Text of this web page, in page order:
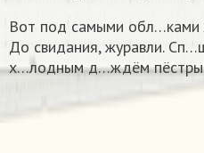
Вот под самыми
До свидания, журавли.
х…лодным д…ждём